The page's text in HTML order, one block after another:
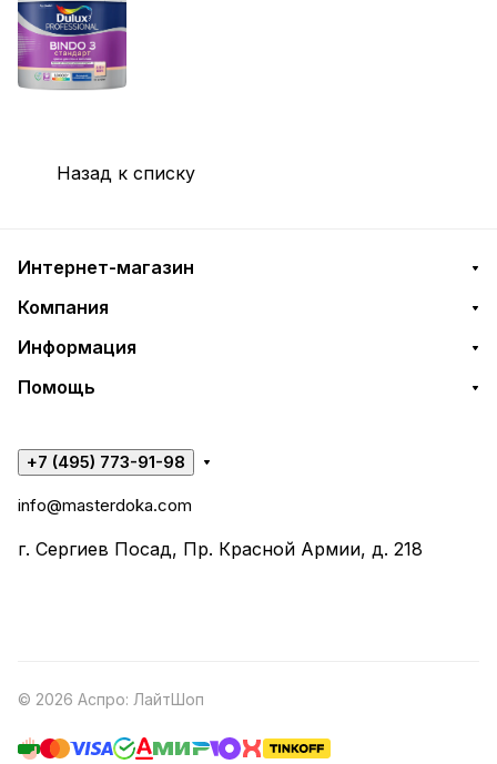
Назад к списку
Интернет-магазин
Компания
Информация
Помощь
+7 (495) 773-91-98
info@masterdoka.com
г. Сергиев Посад, Пр. Красной Армии, д. 218
© 2026 Аспро: ЛайтШоп